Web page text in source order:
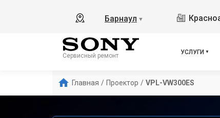
Барнаул ▼
Сервисный ремонт
УСЛУГИ
Главная / Проектор / VPL-VW300ES